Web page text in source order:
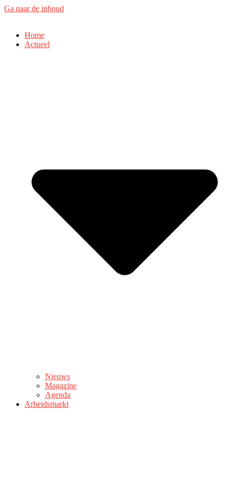
Ga naar de inhoud
Home
Actueel
Nieuws
Magazine
Agenda
Arbeidsmarkt